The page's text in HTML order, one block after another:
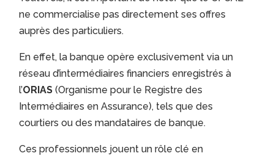
ne commercialise pas directement ses offres
auprès des particuliers.
En effet, la banque opère exclusivement via un
réseau d’intermédiaires financiers enregistrés à
l’ORIAS (Organisme pour le Registre des
Intermédiaires en Assurance), tels que des
courtiers ou des mandataires de banque.
Ces professionnels jouent un rôle clé en